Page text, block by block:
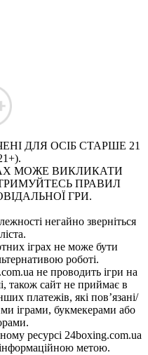
ДЛЯ ОСІБ СТАРШЕ 21
МОЖЕ ВИКЛИКАТИ
ПРАВИЛ
ГРИ.
негайно зверніться
іграх не може бути
роботі.
не проводить ігри на
також сайт не приймає в
платежів, які пов’язані/
іграми, букмекерами або
ресурсі 24boxing.com.ua
метою.